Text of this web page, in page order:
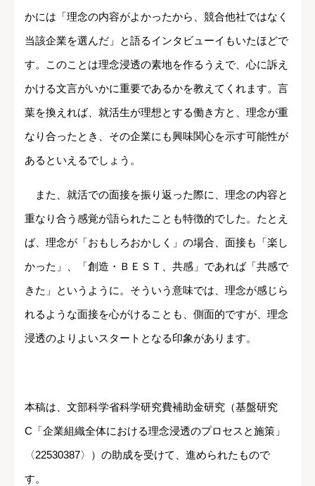
かには「理念の内容がよかったから、競合他社ではなく
当該企業を選んだ」と語るインタビューイもいたほどで
す。このことは理念浸透の素地を作るうえで、心に訴え
かける文言がいかに重要であるかを教えてくれます。言
葉を換えれば、就活生が理想とする働き方と、理念が重
なり合ったとき、その企業にも興味関心を示す可能性が
あるといえるでしょう。
また、就活での面接を振り返った際に、理念の内容と
重なり合う感覚が語られたことも特徴的でした。たとえ
ば、理念が「おもしろおかしく」の場合、面接も「楽し
かった」、「創造・ＢＥＳＴ、共感」であれば「共感で
きた」というように。そういう意味では、理念が感じら
れるような面接を心がけることも、側面的ですが、理念
浸透のよりよいスタートとなる印象があります。
本稿は、文部科学省科学研究費補助金研究（基盤研究
C「企業組織全体における理念浸透のプロセスと施策」
〈22530387〉）の助成を受けて、進められたもので
す。